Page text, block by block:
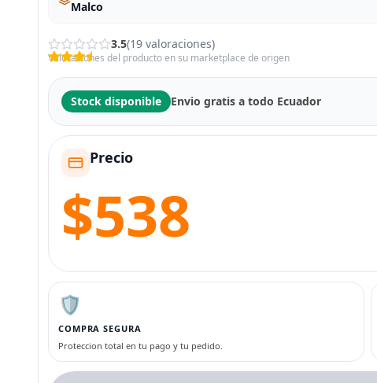
Malco
3.5(19 valoraciones)
Valoraciones del producto en su marketplace de origen
Stock disponible Envio gratis a todo Ecuador
Precio
$538
🛡️
COMPRA SEGURA
Proteccion total en tu pago y tu pedido.